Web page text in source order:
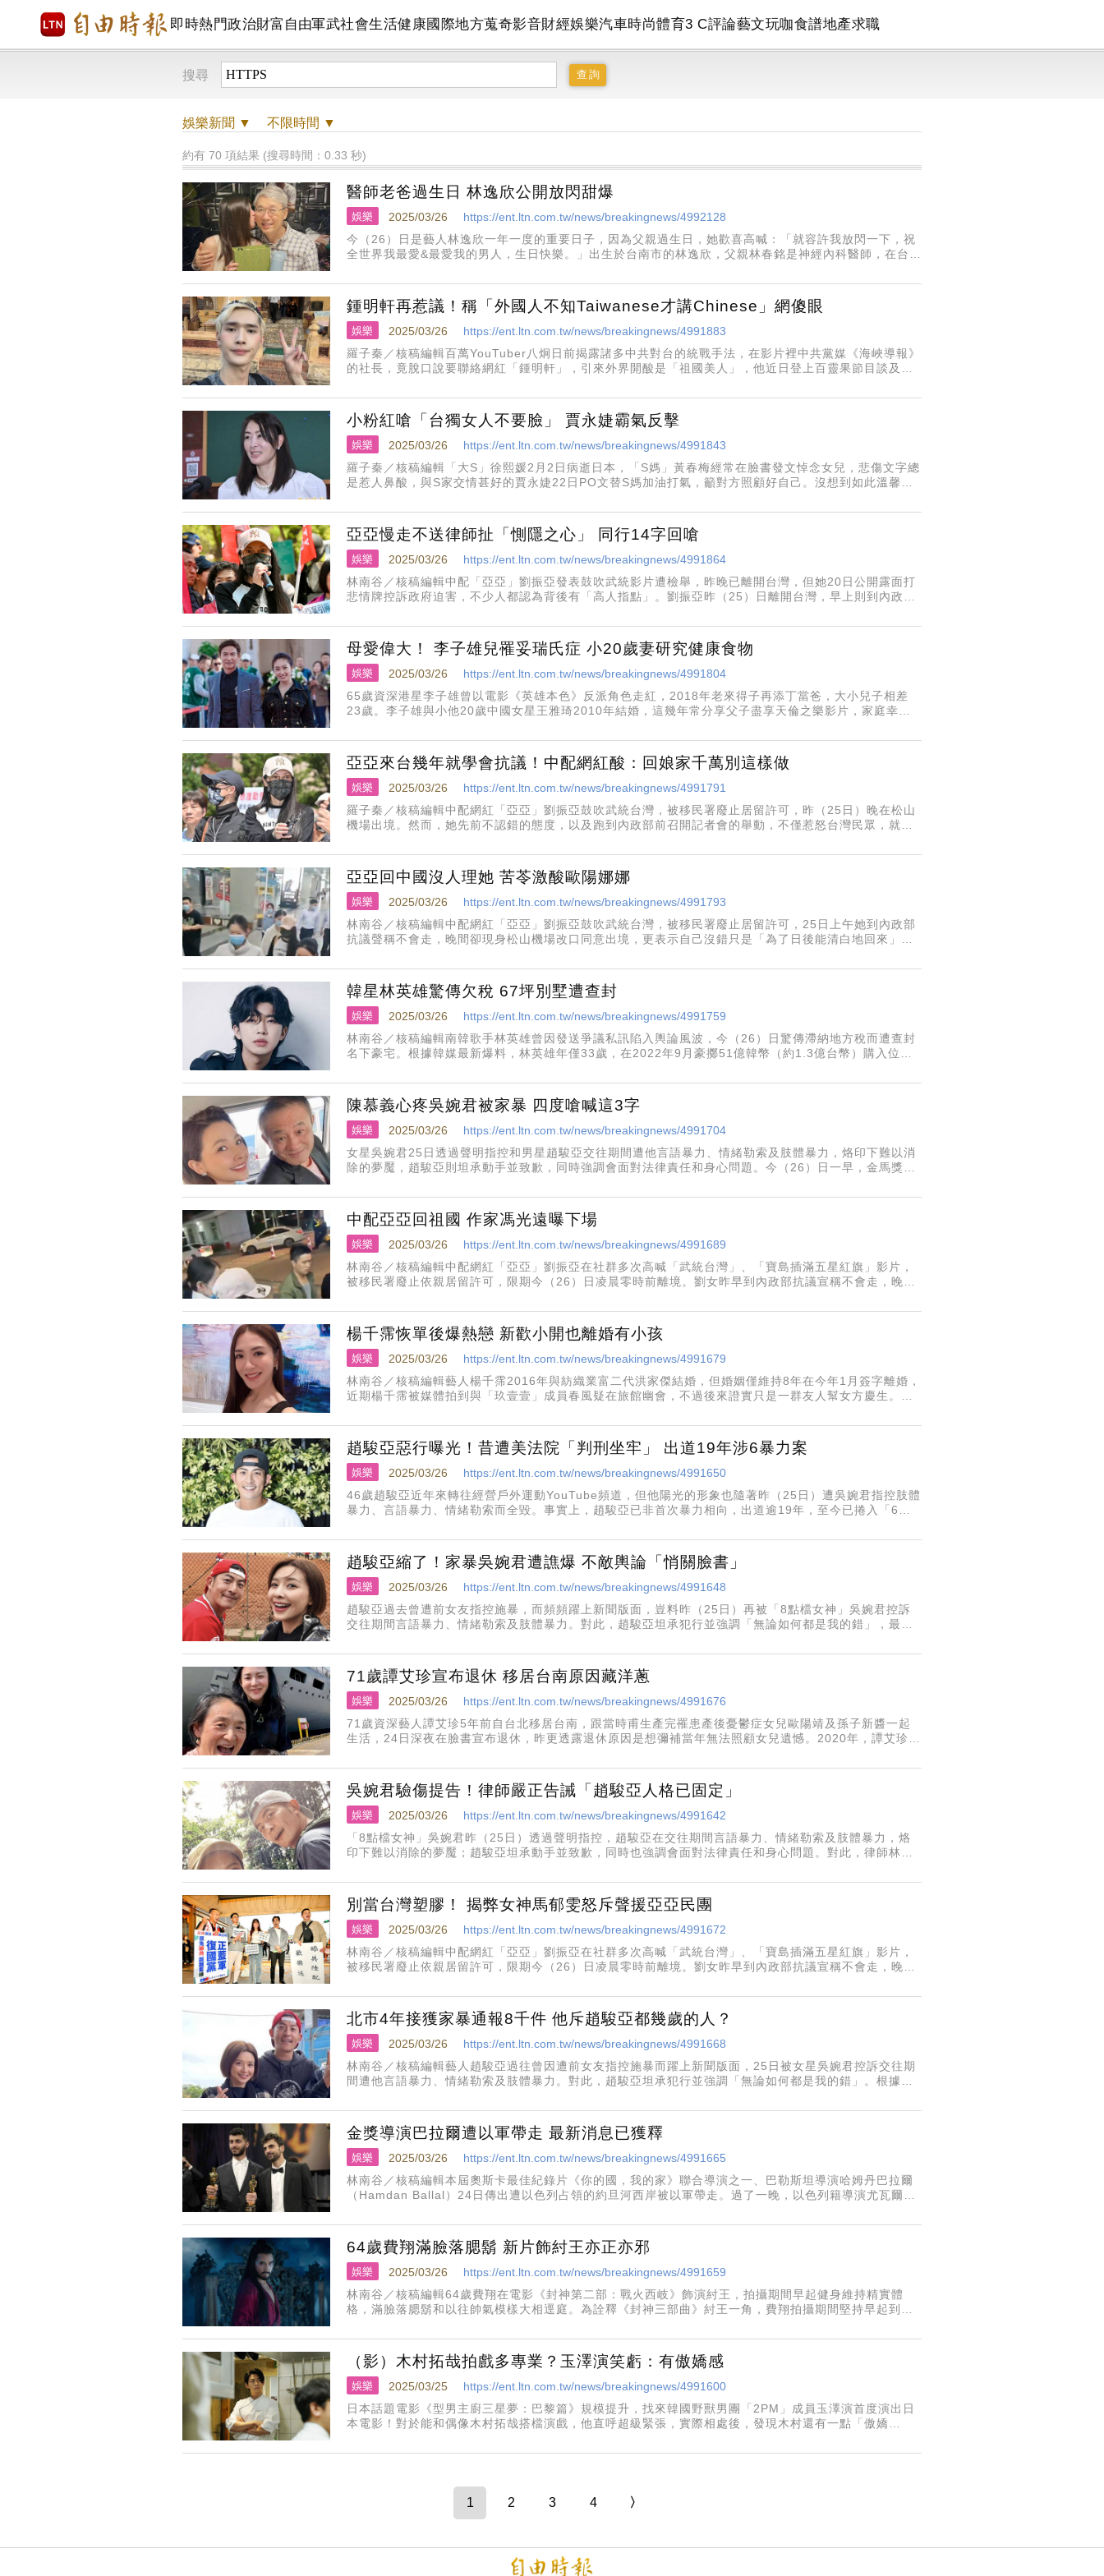
即時熱門政治財富自由軍武社會生活健康國際地方蒐奇影音財經娛樂汽車時尚體育3 C評論藝文玩咖食譜地產求職
搜尋
娛樂新聞 ▼ 不限時間 ▼
約有 70 項結果 (搜尋時間：0.33 秒)
醫師老爸過生日 林逸欣公開放閃甜爆
娛樂 2025/03/26
https://ent.ltn.com.tw/news/breakingnews/4992128
今（26）日是藝人林逸欣一年一度的重要日子，因為父親過生日，她歡喜高喊：「就容許我放閃一下，祝
全世界我最愛&最愛我的男人，生日快樂。」出生於台南市的林逸欣，父親林春銘是神經內科醫師，在台南
爸媽媽的女兒，「他們
鍾明軒再惹議！稱「外國人不知Taiwanese才講Chinese」網傻眼
娛樂 2025/03/26
https://ent.ltn.com.tw/news/breakingnews/4991883
羅子秦／核稿編輯百萬YouTuber八炯日前揭露諸多中共對台的統戰手法，在影片裡中共黨媒《海峽導報》
的社長，竟脫口說要聯絡網紅「鍾明軒」，引來外界開酸是「祖國美人」，他近日登上百靈果節目談及被
他聲稱，在國外許
小粉紅嗆「台獨女人不要臉」 賈永婕霸氣反擊
娛樂 2025/03/26
https://ent.ltn.com.tw/news/breakingnews/4991843
羅子秦／核稿編輯「大S」徐熙媛2月2日病逝日本，「S媽」黃春梅經常在臉書發文悼念女兒，悲傷文字總
是惹人鼻酸，與S家交情甚好的賈永婕22日PO文替S媽加油打氣，籲對方照顧好自己。沒想到如此溫馨的
亞亞慢走不送律師扯「惻隱之心」 同行14字回嗆
娛樂 2025/03/26
https://ent.ltn.com.tw/news/breakingnews/4991864
林南谷／核稿編輯中配「亞亞」劉振亞發表鼓吹武統影片遭檢舉，昨晚已離開台灣，但她20日公開露面打
悲情牌控訴政府迫害，不少人都認為背後有「高人指點」。劉振亞昨（25）日離開台灣，早上則到內政部
世芳受訪也表示，綜觀
母愛偉大！ 李子雄兒罹妥瑞氏症 小20歲妻研究健康食物
娛樂 2025/03/26
https://ent.ltn.com.tw/news/breakingnews/4991804
65歲資深港星李子雄曾以電影《英雄本色》反派角色走紅，2018年老來得子再添丁當爸，大小兒子相差
23歲。李子雄與小他20歲中國女星王雅琦2010年結婚，這幾年常分享父子盡享天倫之樂影片，家庭幸
亞亞來台幾年就學會抗議！中配網紅酸：回娘家千萬別這樣做
娛樂 2025/03/26
https://ent.ltn.com.tw/news/breakingnews/4991791
羅子秦／核稿編輯中配網紅「亞亞」劉振亞鼓吹武統台灣，被移民署廢止居留許可，昨（25日）晚在松山
機場出境。然而，她先前不認錯的態度，以及跑到內政部前召開記者會的舉動，不僅惹怒台灣民眾，就連
喔！」
亞亞回中國沒人理她 苦苓激酸歐陽娜娜
娛樂 2025/03/26
https://ent.ltn.com.tw/news/breakingnews/4991793
林南谷／核稿編輯中配網紅「亞亞」劉振亞鼓吹武統台灣，被移民署廢止居留許可，25日上午她到內政部
抗議聲稱不會走，晚間卻現身松山機場改口同意出境，更表示自己沒錯只是「為了日後能清白地回來」，
達中國動態，曝光
韓星林英雄驚傳欠稅 67坪別墅遭查封
娛樂 2025/03/26
https://ent.ltn.com.tw/news/breakingnews/4991759
林南谷／核稿編輯南韓歌手林英雄曾因發送爭議私訊陷入輿論風波，今（26）日驚傳滯納地方稅而遭查封
名下豪宅。根據韓媒最新爆料，林英雄年僅33歲，在2022年9月豪擲51億韓幣（約1.3億台幣）購入位於
陳慕義心疼吳婉君被家暴 四度嗆喊這3字
娛樂 2025/03/26
https://ent.ltn.com.tw/news/breakingnews/4991704
女星吳婉君25日透過聲明指控和男星趙駿亞交往期間遭他言語暴力、情緒勒索及肢體暴力，烙印下難以消
除的夢魘，趙駿亞則坦承動手並致歉，同時強調會面對法律責任和身心問題。今（26）日一早，金馬獎最
說：「拍戲時我常偷看
中配亞亞回祖國 作家馮光遠曝下場
娛樂 2025/03/26
https://ent.ltn.com.tw/news/breakingnews/4991689
林南谷／核稿編輯中配網紅「亞亞」劉振亞在社群多次高喊「武統台灣」、「寶島插滿五星紅旗」影片，
被移民署廢止依親居留許可，限期今（26）日凌晨零時前離境。劉女昨早到內政部抗議宣稱不會走，晚間
機前往中國福州。
楊千霈恢單後爆熱戀 新歡小開也離婚有小孩
娛樂 2025/03/26
https://ent.ltn.com.tw/news/breakingnews/4991679
林南谷／核稿編輯藝人楊千霈2016年與紡織業富二代洪家傑結婚，但婚姻僅維持8年在今年1月簽字離婚，
近期楊千霈被媒體拍到與「玖壹壹」成員春風疑在旅館幽會，不過後來證實只是一群友人幫女方慶生。楊
解，春風並不是楊千
趙駿亞惡行曝光！昔遭美法院「判刑坐牢」 出道19年涉6暴力案
娛樂 2025/03/26
https://ent.ltn.com.tw/news/breakingnews/4991650
46歲趙駿亞近年來轉往經營戶外運動YouTube頻道，但他陽光的形象也隨著昨（25日）遭吳婉君指控肢體
暴力、言語暴力、情緒勒索而全毀。事實上，趙駿亞已非首次暴力相向，出道逾19年，至今已捲入「6起
趙駿亞縮了！家暴吳婉君遭譙爆 不敵輿論「悄關臉書」
娛樂 2025/03/26
https://ent.ltn.com.tw/news/breakingnews/4991648
趙駿亞過去曾遭前女友指控施暴，而頻頻躍上新聞版面，豈料昨（25日）再被「8點檔女神」吳婉君控訴
交往期間言語暴力、情緒勒索及肢體暴力。對此，趙駿亞坦承犯行並強調「無論如何都是我的錯」，最終
人》、《金家好媳婦》等八點
71歲譚艾珍宣布退休 移居台南原因藏洋蔥
娛樂 2025/03/26
https://ent.ltn.com.tw/news/breakingnews/4991676
71歲資深藝人譚艾珍5年前自台北移居台南，跟當時甫生產完罹患產後憂鬱症女兒歐陽靖及孫子新醬一起
生活，24日深夜在臉書宣布退休，昨更透露退休原因是想彌補當年無法照顧女兒遺憾。2020年，譚艾珍帶
陪伴照顧他們母
吳婉君驗傷提告！律師嚴正告誡「趙駿亞人格已固定」
娛樂 2025/03/26
https://ent.ltn.com.tw/news/breakingnews/4991642
「8點檔女神」吳婉君昨（25日）透過聲明指控，趙駿亞在交往期間言語暴力、情緒勒索及肢體暴力，烙
印下難以消除的夢魘；趙駿亞坦承動手並致歉，同時也強調會面對法律責任和身心問題。對此，律師林智
別當台灣塑膠！ 揭弊女神馬郁雯怒斥聲援亞亞民團
娛樂 2025/03/26
https://ent.ltn.com.tw/news/breakingnews/4991672
林南谷／核稿編輯中配網紅「亞亞」劉振亞在社群多次高喊「武統台灣」、「寶島插滿五星紅旗」影片，
被移民署廢止依親居留許可，限期今（26）日凌晨零時前離境。劉女昨早到內政部抗議宣稱不會走，晚間
機前往中國福州，八炯
北市4年接獲家暴通報8千件 他斥趙駿亞都幾歲的人？
娛樂 2025/03/26
https://ent.ltn.com.tw/news/breakingnews/4991668
林南谷／核稿編輯藝人趙駿亞過往曾因遭前女友指控施暴而躍上新聞版面，25日被女星吳婉君控訴交往期
間遭他言語暴力、情緒勒索及肢體暴力。對此，趙駿亞坦承犯行並強調「無論如何都是我的錯」。根據調
北市社會局採
金獎導演巴拉爾遭以軍帶走 最新消息已獲釋
娛樂 2025/03/26
https://ent.ltn.com.tw/news/breakingnews/4991665
林南谷／核稿編輯本屆奧斯卡最佳紀錄片《你的國，我的家》聯合導演之一、巴勒斯坦導演哈姆丹巴拉爾
（Hamdan Ballal）24日傳出遭以色列占領的約旦河西岸被以軍帶走。過了一晚，以色列籍導演尤瓦爾亞
64歲費翔滿臉落腮鬍 新片飾紂王亦正亦邪
娛樂 2025/03/26
https://ent.ltn.com.tw/news/breakingnews/4991659
林南谷／核稿編輯64歲費翔在電影《封神第二部：戰火西岐》飾演紂王，拍攝期間早起健身維持精實體
格，滿臉落腮鬍和以往帥氣模樣大相逕庭。為詮釋《封神三部曲》紂王一角，費翔拍攝期間堅持早起到健
（影）木村拓哉拍戲多專業？玉澤演笑虧：有傲嬌感
娛樂 2025/03/25
https://ent.ltn.com.tw/news/breakingnews/4991600
日本話題電影《型男主廚三星夢：巴黎篇》規模提升，找來韓國野獸男團「2PM」成員玉澤演首度演出日
本電影！對於能和偶像木村拓哉搭檔演戲，他直呼超級緊張，實際相處後，發現木村還有一點「傲嬌
印象深刻，認為與本片的甜點
1 2 3 4 〉